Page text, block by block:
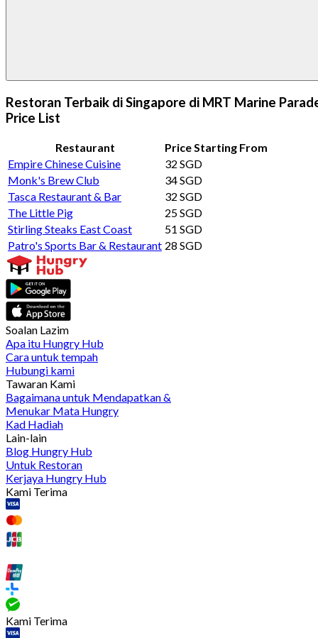
Restoran Terbaik di Singapore di MRT Marine
Price List
Restaurant
Price Starting From
Empire Chinese Cuisine
32 SGD
Monk's Brew Club
34 SGD
Tasca Restaurant & Bar
32 SGD
The Little Pig
25 SGD
Stirling Steaks East Coast
51 SGD
Patro's Sports Bar & Restaurant 28 SGD
Soalan Lazim
Apa itu Hungry Hub
Cara untuk tempah
Hubungi kami
Tawaran Kami
Bagaimana untuk Mendapatkan &
Menukar Mata Hungry
Kad Hadiah
Lain-lain
Blog Hungry Hub
Untuk Restoran
Kerjaya Hungry Hub
Kami Terima
Kami Terima